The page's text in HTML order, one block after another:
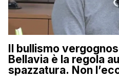
Il bullismo
Bellavia è la regola
spazzatura. Non